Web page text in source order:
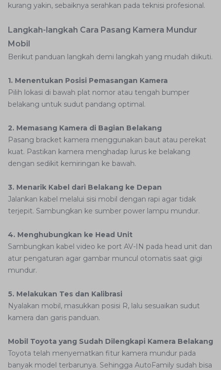
kurang yakin, sebaiknya serahkan pada teknisi profesional.
Langkah-langkah Cara Pasang Kamera Mundur
Mobil
Berikut panduan langkah demi langkah yang mudah diikuti.
1. Menentukan Posisi Pemasangan Kamera
Pilih lokasi di bawah plat nomor atau tengah bumper
belakang untuk sudut pandang optimal.
2. Memasang Kamera di Bagian Belakang
Pasang bracket kamera menggunakan baut atau perekat
kuat. Pastikan kamera menghadap lurus ke belakang
dengan sedikit kemiringan ke bawah.
3. Menarik Kabel dari Belakang ke Depan
Jalankan kabel melalui sisi mobil dengan rapi agar tidak
terjepit. Sambungkan ke sumber power lampu mundur.
4. Menghubungkan ke Head Unit
Sambungkan kabel video ke port AV-IN pada head unit dan
atur pengaturan agar gambar muncul otomatis saat gigi
mundur.
5. Melakukan Tes dan Kalibrasi
Nyalakan mobil, masukkan posisi R, lalu sesuaikan sudut
kamera dan garis panduan.
Mobil Toyota yang Sudah Dilengkapi Kamera Belakang
Toyota telah menyematkan fitur kamera mundur pada
banyak model terbarunya. Sehingga AutoFamily sudah bisa